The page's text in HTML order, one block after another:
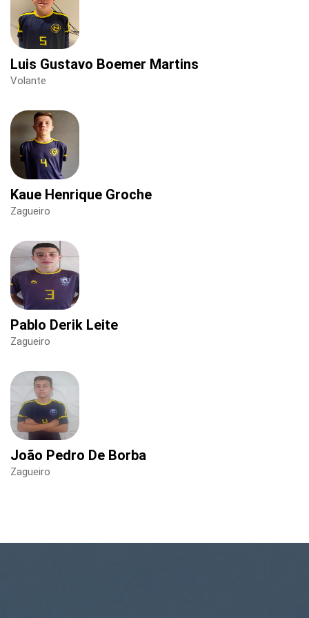
Luis Gustavo Boemer Martins
Volante
Kaue Henrique Groche
Zagueiro
Pablo Derik Leite
Zagueiro
João Pedro De Borba
Zagueiro